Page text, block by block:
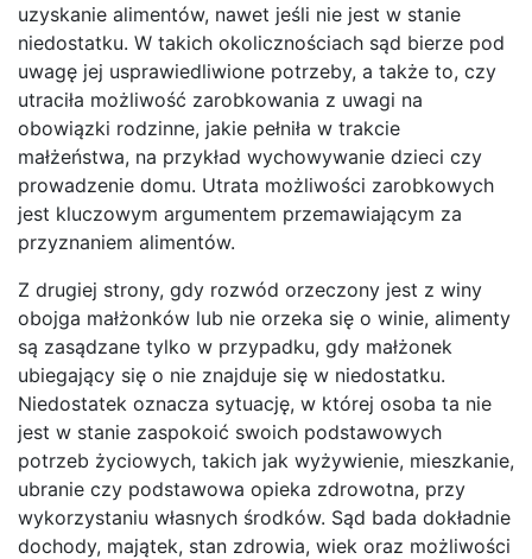
uzyskanie alimentów, nawet jeśli nie jest w stanie
niedostatku. W takich okolicznościach sąd bierze pod
uwagę jej usprawiedliwione potrzeby, a także to, czy
utraciła możliwość zarobkowania z uwagi na
obowiązki rodzinne, jakie pełniła w trakcie
małżeństwa, na przykład wychowywanie dzieci czy
prowadzenie domu. Utrata możliwości zarobkowych
jest kluczowym argumentem przemawiającym za
przyznaniem alimentów.
Z drugiej strony, gdy rozwód orzeczony jest z winy
obojga małżonków lub nie orzeka się o winie, alimenty
są zasądzane tylko w przypadku, gdy małżonek
ubiegający się o nie znajduje się w niedostatku.
Niedostatek oznacza sytuację, w której osoba ta nie
jest w stanie zaspokoić swoich podstawowych
potrzeb życiowych, takich jak wyżywienie, mieszkanie,
ubranie czy podstawowa opieka zdrowotna, przy
wykorzystaniu własnych środków. Sąd bada dokładnie
dochody, majątek, stan zdrowia, wiek oraz możliwości